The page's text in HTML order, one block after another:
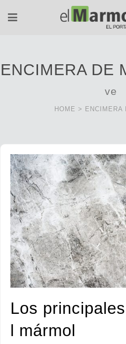
ENCIMERA DE
ve
HOME > ENCIMERA
Los
l mármol